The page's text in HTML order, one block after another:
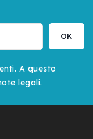
A questo
legali.